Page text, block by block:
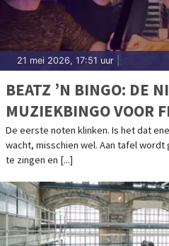
21 mei 2026, 17:51 uur
BEATZ ’N BINGO: DE
MUZIEKBINGO VOOR
EN TEAMAVONDEN
De eerste noten klinken. Is het dat
wacht, misschien wel. Aan tafel
te zingen en [...]